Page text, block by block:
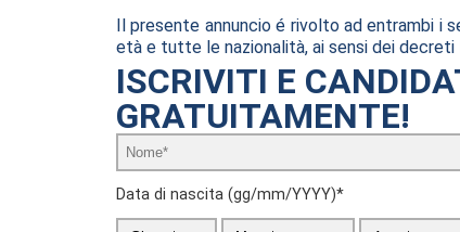
Il presente annuncio é rivolto ad entrambi i
età e tutte le nazionalità, ai sensi dei
ISCRIVITI E
GRATUITAMENTE!
Data di nascita (gg/mm/YYYY)*